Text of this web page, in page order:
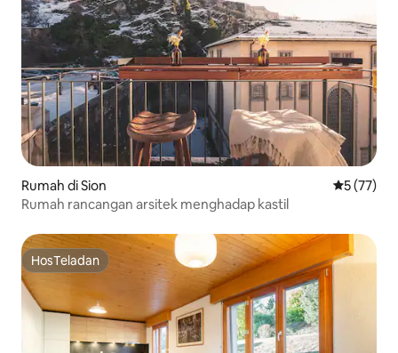
Rumah di Sion Nilai rata-
5 (77)
Rumah rancangan arsitek menghadap kastil
HosTeladan
HosTeladan